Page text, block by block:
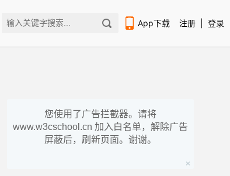
App下载
扫码下载编程狮APP
注册 登录
您使用了广告拦截器。请将
www.w3cschool.cn 加入白名单，解除广告
屏蔽后，刷新页面。谢谢。